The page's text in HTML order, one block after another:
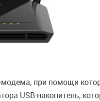
при помощи
USB-накопитель,